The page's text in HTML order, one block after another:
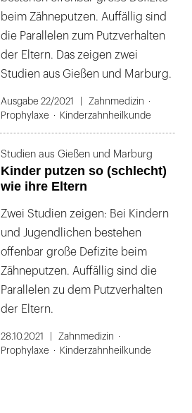
beim Zähneputzen. Auffällig sind
die Parallelen zum Putzverhalten
der Eltern. Das zeigen zwei
Studien aus Gießen und Marburg.
Ausgabe 22/2021
Zahnmedizin
Prophylaxe
Kinderzahnheilkunde
Studien aus Gießen und Marburg
Kinder putzen so (schlecht)
wie ihre Eltern
Zwei Studien zeigen: Bei Kindern
und Jugendlichen bestehen
offenbar große Defizite beim
Zähneputzen. Auffällig sind die
Parallelen zu dem Putzverhalten
der Eltern.
28.10.2021
Zahnmedizin
Prophylaxe
Kinderzahnheilkunde